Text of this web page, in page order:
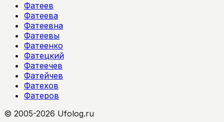
Фатеев
Фатеева
Фатеевна
Фатеевы
Фатеенко
Фатецкий
Фатеечев
Фатейчев
Фатехов
Фатеров
© 2005-2026 Ufolog.ru